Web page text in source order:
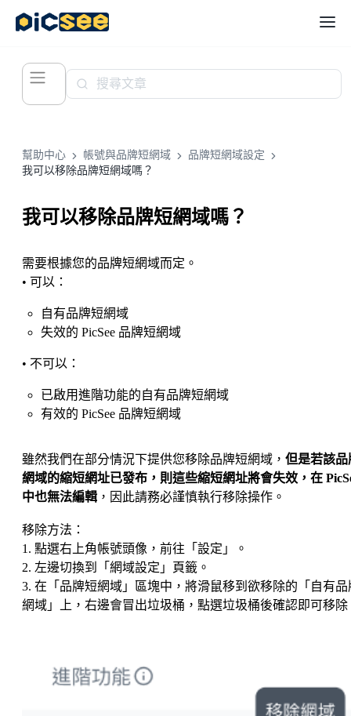
幫助中心 帳號與品牌短網域
品牌短網域設定
我可以移除品牌短網域嗎？
我可以移除品牌短網域嗎？
需要根據您的品牌短網域而定。
• 可以：
自有品牌短網域
失效的 PicSee 品牌短網域
• 不可以：
已啟用進階功能的自有品牌短網域
有效的 PicSee 品牌短網域
雖然我們在部分情況下提供您移除品牌短網域， 但是若該品
網域的縮短網址已發布，則這些縮短網址將會失效，在
中也無法編輯 ，因此請務必謹慎執行移除操作。
移除方法：
1. 點選右上角帳號頭像，前往「設定」。
2. 左邊切換到「網域設定」頁籤。
3. 在「品牌短網域」區塊中，將滑鼠移到欲移除的「自有品
網域」上，右邊會冒出垃圾桶，點選垃圾桶後確認即可移除